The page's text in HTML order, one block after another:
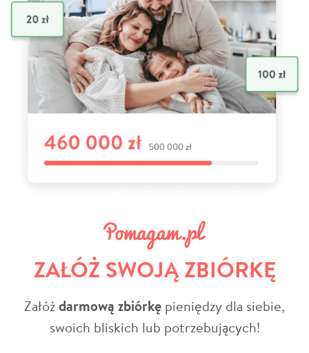
ZAŁÓŻ SWOJĄ ZBIÓRKĘ
Załóżdarmową zbiórkę pieniędzy dla siebie,
swoich bliskich lub potrzebujących!